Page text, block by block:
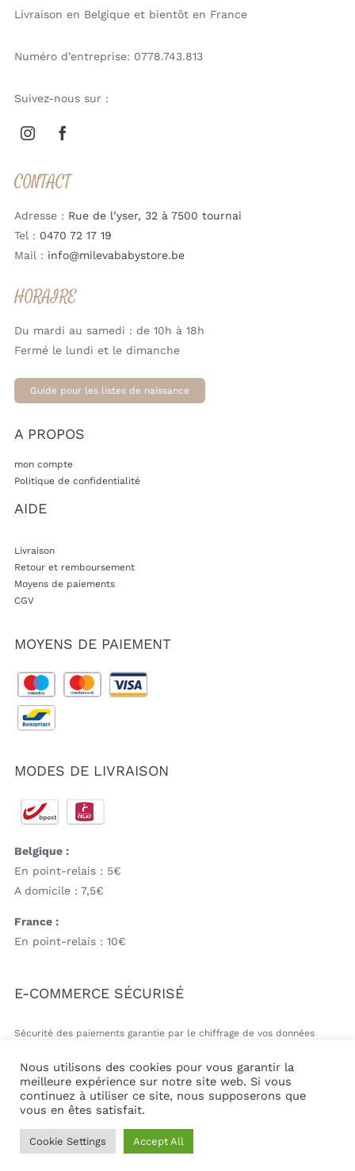
Livraison en Belgique et bientôt en France
Numéro d’entreprise: 0778.743.813
Suivez-nous sur :
CONTACT
Adresse : Rue de l’yser, 32 à 7500 tournai
Tel : 0470 72 17 19
Mail : info@milevababystore.be
HORAIRE
Du mardi au samedi : de 10h à 18h
Fermé le lundi et le dimanche
Guide pour les listes de naissance
A PROPOS
mon compte
Politique de confidentialité
AIDE
Livraison
Retour et remboursement
Moyens de paiements
CGV
MOYENS DE PAIEMENT
MODES DE LIVRAISON
Belgique :
En point-relais : 5€
A domicile : 7,5€
France :
En point-relais : 10€
E-COMMERCE SÉCURISÉ
Sécurité des paiements garantie par le chiffrage de vos données
© Copyright 2026 | Mil&va Babystore All Rights Reserved
| Powered byCommunika
Nous utilisons des cookies pour vous garantir la
meilleure expérience sur notre site web. Si vous
continuez à utiliser ce site, nous supposerons que
vous en êtes satisfait.
Cookie Settings Accept All